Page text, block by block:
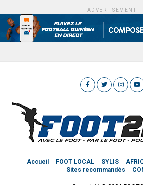
ADVERTISEMENT
Accueil FOOT LOCAL SYLIS
Sites recommandés